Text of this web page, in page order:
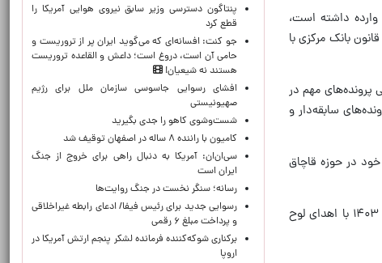
معاونت در ۶ ماهه ابتدایی سال مجموعاً ۶٬۳۷۶ فقره مکاتبه وارده داشته است،
تصریح کرد: ۳.۶۶۳ فقره نامه صادره در این معاونت ثبت شده و رسیدگی به ۴۷۳ حساب توقیف‌شده در اجرای ماده ۴۲ قانون بانک مرکزی با
پرونده‌های مهم در
سابقه‌دار و
در حوزه قاچاق
همچنین در این نشست از محمد امین وحدانی‌نیا دادیار داسرای دیوان عالی کشور به عنوان قاضی نمونه کشوری سال ۱۴۰۳ با اهدای لوح
پنتاگون دسترسی وزیر سابق نیروی هوایی آمریکا را
قطع کرد
جو کنت: افسانه‌ای که می‌گوید ایران پر از تروریست و
حامی آن است، دروغ است؛ داعش و القاعده تروریست
هستند نه شیعیان!
افشای رسوایی جاسوسی سازمان ملل برای رژیم
صهیونیستی
شست‌وشوی کاهو را جدی بگیرید
کامیون با راننده ۸ ساله در اصفهان توقیف شد
سی‌ان‌ان: آمریکا به دنبال راهی برای خروج از جنگ
ایران است
رسانه؛ سنگر نخست در جنگ روایت‌ها
رسوایی جدید برای رئیس فیفا/ ادعای رابطه غیراخلاقی
و پرداخت مبلغ ۶ رقمی
برکناری شوکه‌کننده فرمانده لشکر پنجم ارتش آمریکا در
اروپا